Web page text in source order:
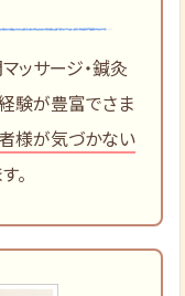
ッサージ・鍼灸
験が豊富でさま
様が気づかない
。